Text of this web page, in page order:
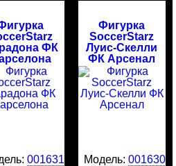
ФК
0016313
Фигурка
SoccerStarz
Луис-Скелли
ФК Арсенал
Модель: 0016305